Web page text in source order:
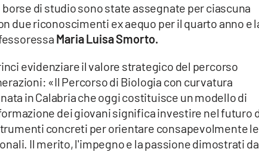
di studio sono state assegnate per ciascuna
due riconoscimenti ex aequo per il quarto anno e
Maria Luisa Smorto.
evidenziare il valore strategico del percorso
«Il Percorso di Biologia con curvatura
in Calabria che oggi costituisce un modello di
dei giovani significa investire nel futuro
concreti per orientare consapevolmente le
Il merito, l'impegno e la passione dimostrati da